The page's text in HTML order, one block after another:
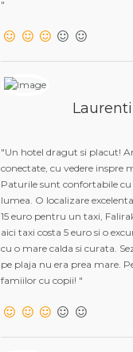
"
"Un hotel dragut si placut!
conectate, cu vedere inspre
Paturile sunt confortabile
lumea. O localizare
15 euro pentru un taxi,
aici taxi costa 5 euro si o
cu o mare calda si curata.
pe plaja nu era prea mare.
famiilor cu copii! "